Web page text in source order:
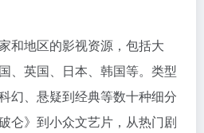
和地区的影视资源，包括大
、英国、日本、韩国等。类型
幻、悬疑到经典等数十种细分
仑》到小众文艺片，从热门剧